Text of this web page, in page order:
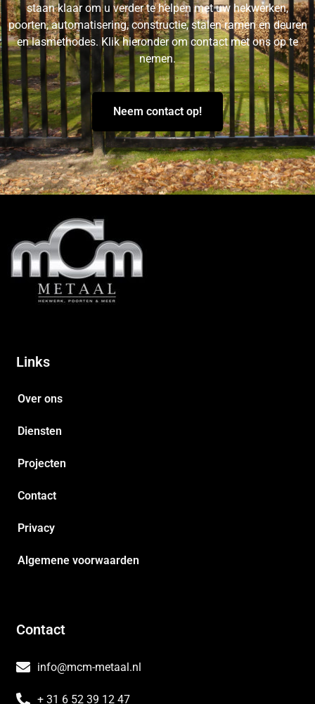
staan klaar om u verder te helpen met uw hekwerken,
poorten, automatisering, constructie, stalen ramen en deuren
en lasmethodes. Klik hieronder om contact met ons op te
nemen.
Neem contact op!
Links
Over ons
Diensten
Projecten
Contact
Privacy
Algemene voorwaarden
Contact
info@mcm-metaal.nl
+ 31 6 52 39 12 47